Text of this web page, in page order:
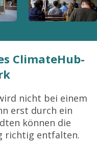
ClimateHub-
nicht bei einem
erst durch ein
können die
richtig entfalten.